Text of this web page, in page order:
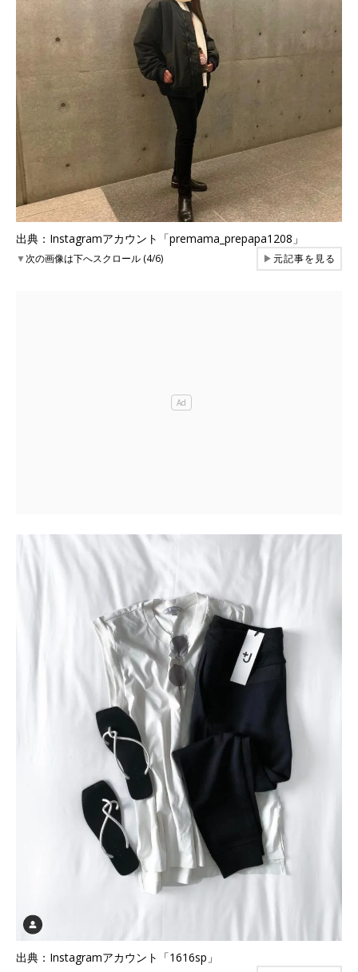
出典：Instagramアカウント「premama_prepapa1208」
▼次の画像は下へスクロール (4/6) ▶元記事を見る
出典：Instagramアカウント「1616sp」